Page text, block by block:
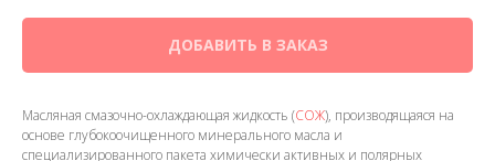
ДОБАВИТЬ В ЗАКАЗ
Масляная смазочно-охлаждающая жидкость (СОЖ), производящаяся на
основе глубокоочищенного минерального масла и
специализированного пакета химически активных и полярных